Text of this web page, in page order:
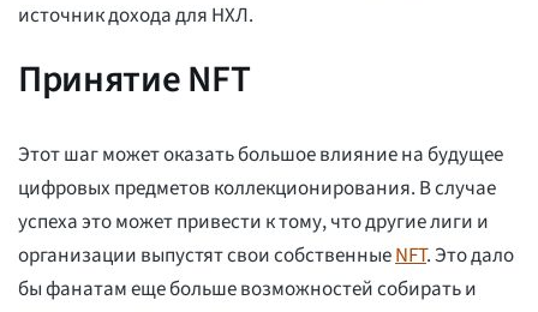
источник дохода для НХЛ.
Принятие NFT
Этот шаг может оказать большое влияние на будущее
цифровых предметов коллекционирования. В случае
успеха это может привести к тому, что другие лиги и
организации выпустят свои собственныеNFT. Это дало
бы фанатам еще больше возможностей собирать и